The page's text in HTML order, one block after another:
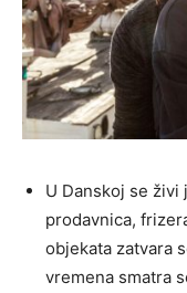
U Danskoj se živi
prodavnica,
objekata zatvara
vremena smatra